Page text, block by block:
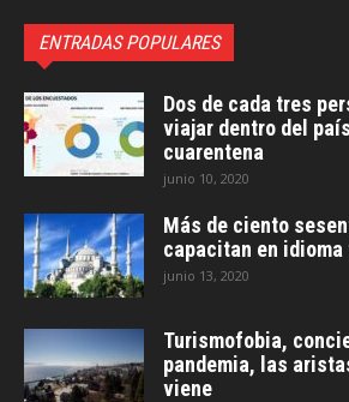
ENTRADAS POPULARES
Dos de cada tres
viajar dentro del
cuarentena
junio 10, 2020
Más de ciento
capacitan en
junio 13, 2020
Turismofobia,
pandemia, las
viene